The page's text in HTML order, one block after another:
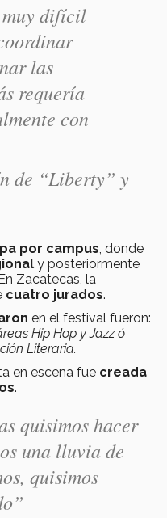
muy difícil
las
requería
con
de “Liberty” y
por campus , donde
y posteriormente
Zacatecas, la
cuatro jurados.
en el festival fueron:
Hip Hop y Jazz ó
Literaria.
en escena fue creada
.
quisimos hacer
una lluvia de
quisimos